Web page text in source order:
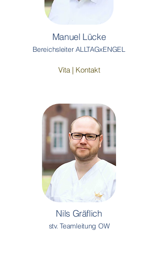
Manuel Lücke
Bereichsleiter ALLTAGxENGEL
Vita | Kontakt
Nils Gräflich
stv. Teamleitung OW